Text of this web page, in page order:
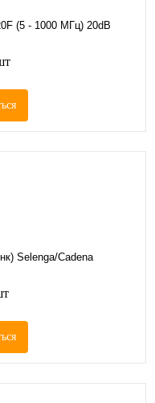
(5 - 1000 МГц) 20dB
Selenga/Cadena